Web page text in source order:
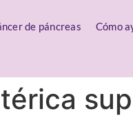
de páncreas Cómo